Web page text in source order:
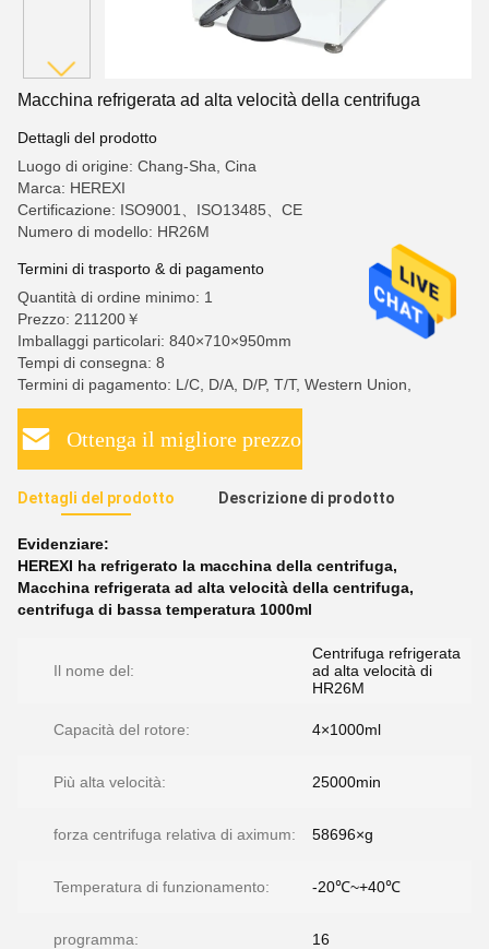
Macchina refrigerata ad alta velocità della centrifuga
Dettagli del prodotto
Luogo di origine: Chang-Sha, Cina
Marca: HEREXI
Certificazione: ISO9001、ISO13485、CE
Numero di modello: HR26M
Termini di trasporto & di pagamento
Quantità di ordine minimo: 1
Prezzo: 211200￥
Imballaggi particolari: 840×710×950mm
Tempi di consegna: 8
Termini di pagamento: L/C, D/A, D/P, T/T, Western Union,
Ottenga il migliore prezzo
Dettagli del prodotto Descrizione di prodotto
Evidenziare:
HEREXI ha refrigerato la macchina della centrifuga,
Macchina refrigerata ad alta velocità della centrifuga,
centrifuga di bassa temperatura 1000ml
Il nome del:
Centrifuga refrigerata
ad alta velocità di
HR26M
Capacità del rotore: 4×1000ml
Più alta velocità: 25000min
forza centrifuga relativa di aximum: 58696×g
Temperatura di funzionamento: -20℃~+40℃
programma: 16